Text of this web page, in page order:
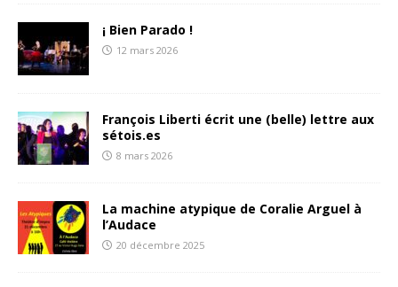
¡ Bien Parado !
12 mars 2026
François Liberti écrit une (belle) lettre aux
sétois.es
8 mars 2026
La machine atypique de Coralie Arguel à
l’Audace
20 décembre 2025